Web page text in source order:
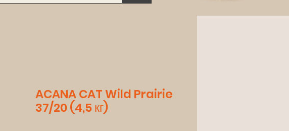
ACANA CAT Wild Prairie
37/20 (4,5 кг)